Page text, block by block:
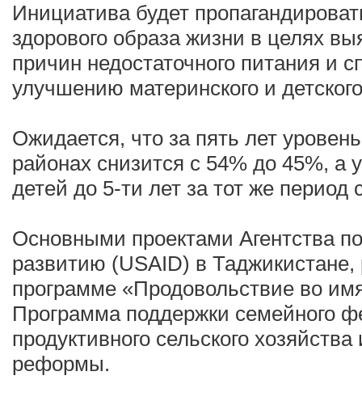
Инициатива будет
здорового образа жизни в целях
причин недостаточного питания и
улучшению материнского и
Ожидается, что за пять лет
районах снизится с 54% до 45%, а
детей до 5-ти лет за тот же период
Основными проектами Агентства
развитию (USAID) в
программе «Продовольствие во
Программа поддержки семейного
продуктивного сельского
реформы.